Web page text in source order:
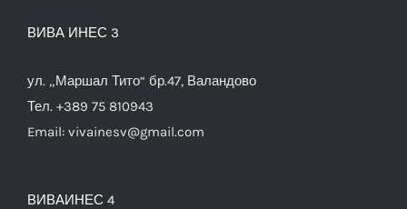
ВИВА ИНЕС 3
ул. „Маршал Тито“ бр.47, Валандово
Тел. +389 75 810943
Email: vivainesv@gmail.com
ВИВАИНЕС 4